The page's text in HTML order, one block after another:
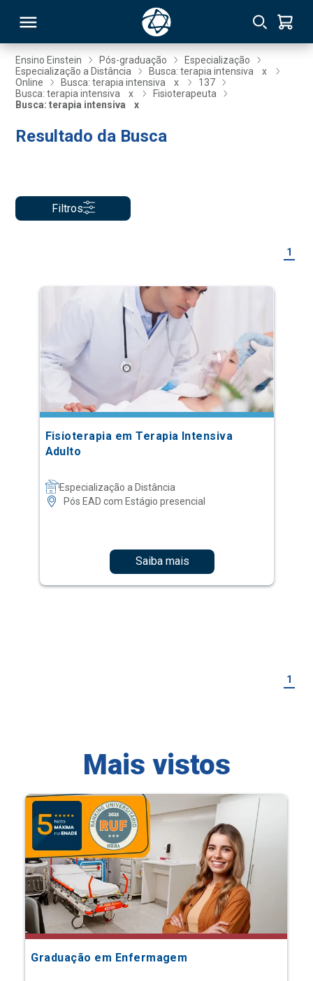
Ensino Einstein Pós-graduação
Especialização
Especialização a Distância
Busca: terapia intensiva
x
Online
Busca: terapia intensiva x
137
Busca: terapia intensiva
x
Fisioterapeuta
Busca: terapia intensiva
x
Resultado da Busca
Filtros
1
Fisioterapia em Terapia Intensiva
Adulto
Especialização a Distância
Pós EAD com Estágio presencial
Saiba mais
1
Mais vistos
Graduação em Enfermagem